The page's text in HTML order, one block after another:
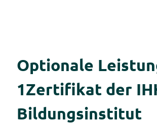
Optionale
1Zertifikat der
Bildungsinstitut